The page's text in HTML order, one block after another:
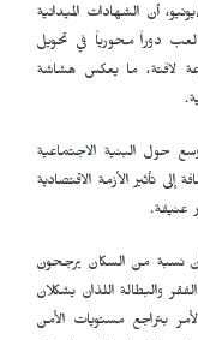
أن الشهادات الميدانية
لعب دوراً محورياً في تحويل
لافتة، ما يعكس هشاشة
حول البنية الاجتماعية
إلى تأثير الأزمة الاقتصادية
عنيفة.
نسبة من السكان يرجحون
والبطالة اللذان يشكلان
بتراجع مستويات الأمن